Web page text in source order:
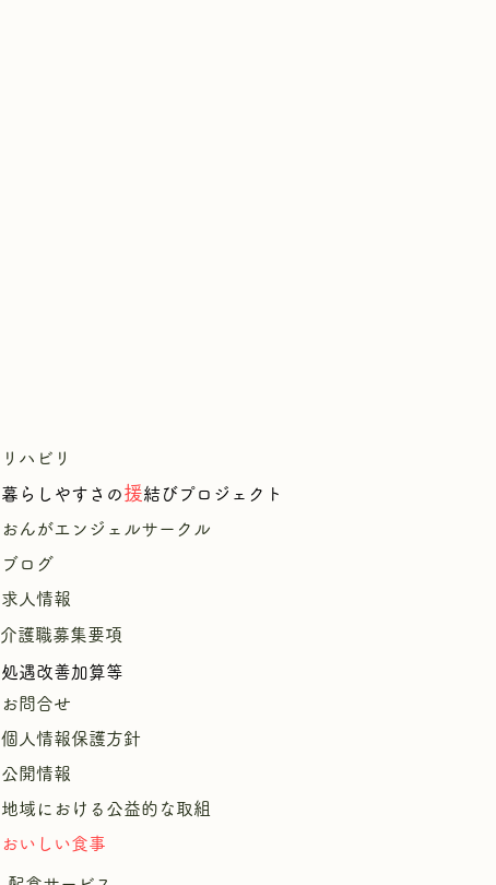
リハビリ
暮 らしやすさの援結びプロジェクト
​おんがエンジェルサークル
ブログ
求人情報
お問合せ
個人情報保護方針
公開情報
​地域における公益的な取組
おいしい食事
処遇改善加算等
介護職募集要項